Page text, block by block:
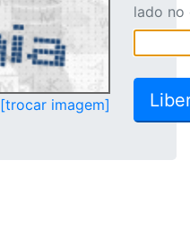
[trocar imagem]
lado no